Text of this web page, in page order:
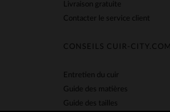
Livraison gratuite
Contacter le service client
CONSEILS CUIR-CITY.COM
Entretien du cuir
Guide des matières
Guide des tailles